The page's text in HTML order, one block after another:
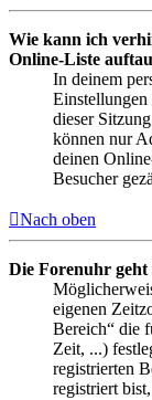
Wie kann ich
Online-Liste
In deinem
dieser
können nur
deinen
Besucher
Nach oben
Die Forenuhr geht
eigenen
Bereich“ die
Zeit, ...)
registrierten
registriert